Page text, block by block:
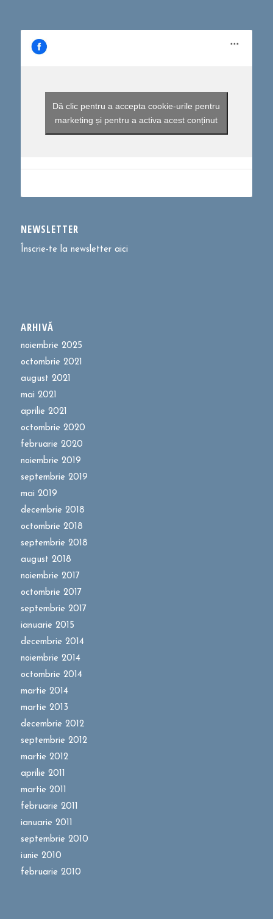
Dă clic pentru a accepta cookie-urile pentru
marketing și pentru a activa acest conținut
NEWSLETTER
Înscrie-te la newsletter aici
ARHIVĂ
noiembrie 2025
octombrie 2021
august 2021
mai 2021
aprilie 2021
octombrie 2020
februarie 2020
noiembrie 2019
septembrie 2019
mai 2019
decembrie 2018
octombrie 2018
septembrie 2018
august 2018
noiembrie 2017
octombrie 2017
septembrie 2017
ianuarie 2015
decembrie 2014
noiembrie 2014
octombrie 2014
martie 2014
martie 2013
decembrie 2012
septembrie 2012
martie 2012
aprilie 2011
martie 2011
februarie 2011
ianuarie 2011
septembrie 2010
iunie 2010
februarie 2010